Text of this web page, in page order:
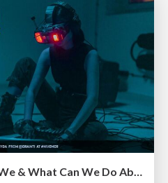
AI Search: Where Are We & What Can We Do About It?